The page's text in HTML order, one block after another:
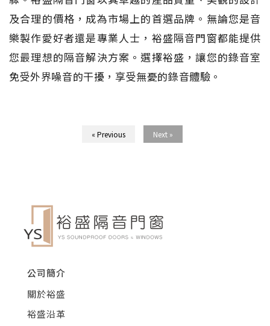
及合理的價格，成為市場上的首選品牌。無論您是音
樂製作愛好者還是專業人士，裕盛隔音門窗都能提供
您最理想的隔音解決方案。選擇裕盛，讓您的錄音室
免受外界噪音的干擾，享受無憂的錄音體驗。
« Previous Next »
公司簡介
關於裕盛
裕盛沿革